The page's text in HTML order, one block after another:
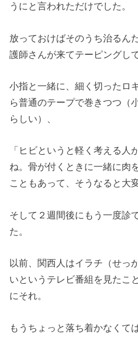
うにと言われただけでした。
放っておけばそのうち治るん
護師さんが来てテーピングし
小指と一緒に、細く切ったロ
ら普通のテープで巻きつつ（
らしい）、
「ヒビというと軽く考える人
ね。骨が付くときに一緒に肉
こともあって、そうなると大
そして２週間後にもう一度診
た。
以前、関西人はイラチ（せっ
いというテレビ番組を見たこ
にそれ。
もうちょっと落ち着かなくては